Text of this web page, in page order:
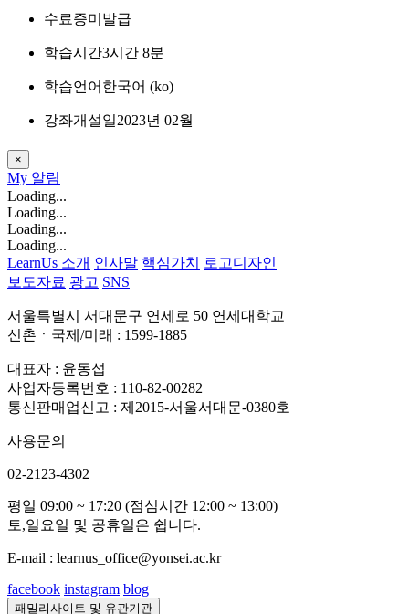
수료증미발급
학습시간3시간 8분
학습언어 한국어 ‎(ko)‎
강좌개설일2023년 02월
×
My 알림
Loading...
Loading...
Loading...
Loading...
LearnUs 소개 인사말 핵심가치
로고디자인
보도자료 광고 SNS
서울특별시 서대문구 연세로 50 연세대학교
신촌ㆍ국제/미래 : 1599-1885
대표자 : 윤동섭
사업자등록번호 : 110-82-00282
통신판매업신고 : 제2015-서울서대문-0380호
사용문의
02-2123-4302
평일 09:00 ~ 17:20 (점심시간 12:00 ~ 13:00)
토,일요일 및 공휴일은 쉽니다.
E-mail : learnus_office@yonsei.ac.kr
facebook instagram blog
패밀리사이트 및 유관기관